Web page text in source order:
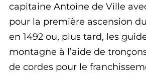
capitaine Antoine de Ville
pour la première ascension
en 1492 ou, plus tard, les
montagne à l’aide de
de cordes pour le